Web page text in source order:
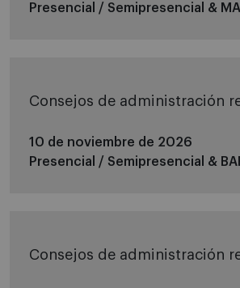
Presencial / Semipresencial &
Consejos de administración
10 de noviembre de 2026
Presencial / Semipresencial &
Consejos de administración